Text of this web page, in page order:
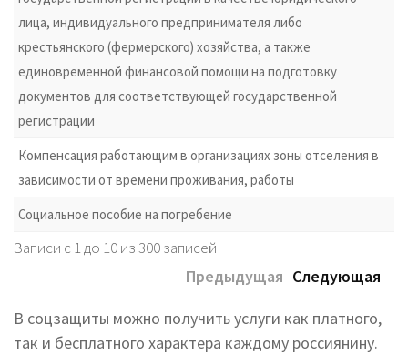
лица, индивидуального предпринимателя либо
крестьянского (фермерского) хозяйства, а также
единовременной финансовой помощи на подготовку
документов для соответствующей государственной
регистрации
Компенсация работающим в организациях зоны отселения в
зависимости от времени проживания, работы
Социальное пособие на погребение
Записи с 1 до 10 из 300 записей
Предыдущая Следующая
В соцзащиты можно получить услуги как платного,
так и бесплатного характера каждому россиянину.